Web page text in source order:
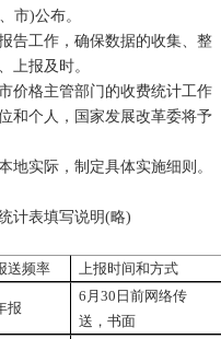
市)公布。
工作，确保数据的收集、整
上报及时。
格主管部门的收费统计工作
和个人，国家发展改革委将予
实际，制定具体实施细则。
计表填写说明(略)
送频率 上报时间和方式
报
6月30日前网络传
送，书面